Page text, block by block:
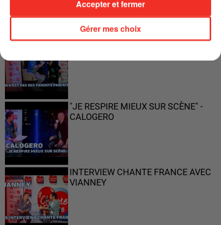
"ON N'EST PAS DES PARENTS
"JE RESPIRE MIEUX SUR SCÈNE" -
CALOGERO
INTERVIEW CHANTE FRANCE AVEC
VIANNEY
Gérer mes choix
Accepter et fermer